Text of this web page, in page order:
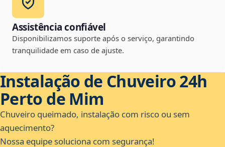
Assistência confiável
Disponibilizamos suporte após o serviço, garantindo
tranquilidade em caso de ajuste.
Instalação de Chuveiro 24h
Perto de Mim
Chuveiro queimado, instalação com risco ou sem
aquecimento?
Nossa equipe soluciona com segurança!